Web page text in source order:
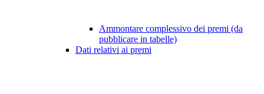
Ammontare complessivo dei premi (da
pubblicare in tabelle)
Dati relativi ai premi